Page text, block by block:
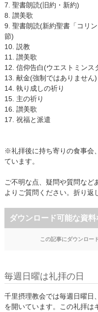
7. 聖書朗読(旧約・新約)
8. 讃美歌
9. 聖書朗読(新約聖書「コリ
節)
10. 説教
11. 讃美歌
12. 信仰告白(ウエストミンス
13. 献金(強制ではありません)
14. 執り成しの祈り
15. 主の祈り
16. 讃美歌
17. 祝福と派遣
※礼拝後に持ち寄りの食事会
ています。
ご不明な点、疑問や質問など
よりご質問ください。折り返
ダウンロード可能な資料
この記事にダウンロー
毎週日曜は礼拝の日
千里摂理教会では毎週日曜日
を開いています。この礼拝は